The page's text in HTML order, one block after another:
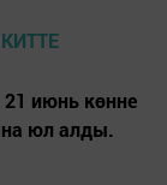
июнь көнне
юл алды.